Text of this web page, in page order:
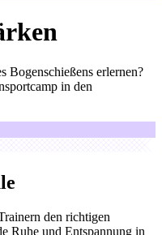
Bogenschießens erlernen?
in den
den richtigen
Ruhe und Entspannung in